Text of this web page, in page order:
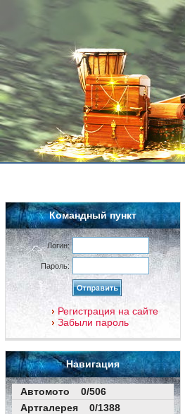
Командный пункт
Логин:
Пароль:
Регистрация на сайте
Забыли пароль
Навигация
Автомото 0/506
Артгалерея 0/1388